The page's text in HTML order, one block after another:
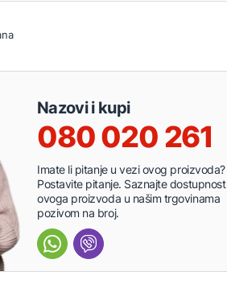
Nazovi i kupi
080 020 261
Imate li pitanje u vezi ovog proizvoda?
Postavite pitanje. Saznajte dostupnost
ovoga proizvoda u našim trgovinama
pozivom na broj.